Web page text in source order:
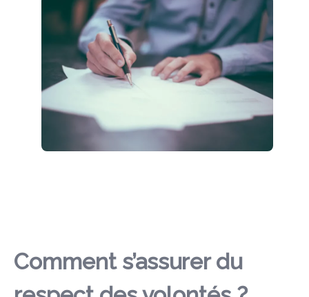
Comment s’assurer du